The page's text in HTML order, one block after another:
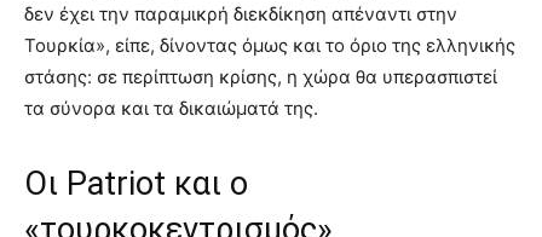
δεν έχει την παραμικρή διεκδίκηση απέναντι στην
Τουρκία», είπε, δίνοντας όμως και το όριο της ελληνικής
στάσης: σε περίπτωση κρίσης, η χώρα θα υπερασπιστεί
τα σύνορα και τα δικαιώματά της.
Οι Patriot και ο